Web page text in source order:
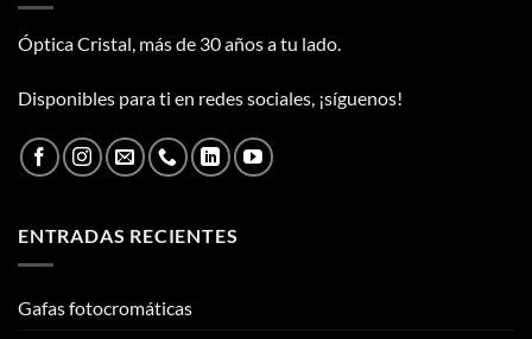
Óptica Cristal, más de 30 años a tu lado.
Disponibles para ti en redes sociales, ¡síguenos!
ENTRADAS RECIENTES
Gafas fotocromáticas